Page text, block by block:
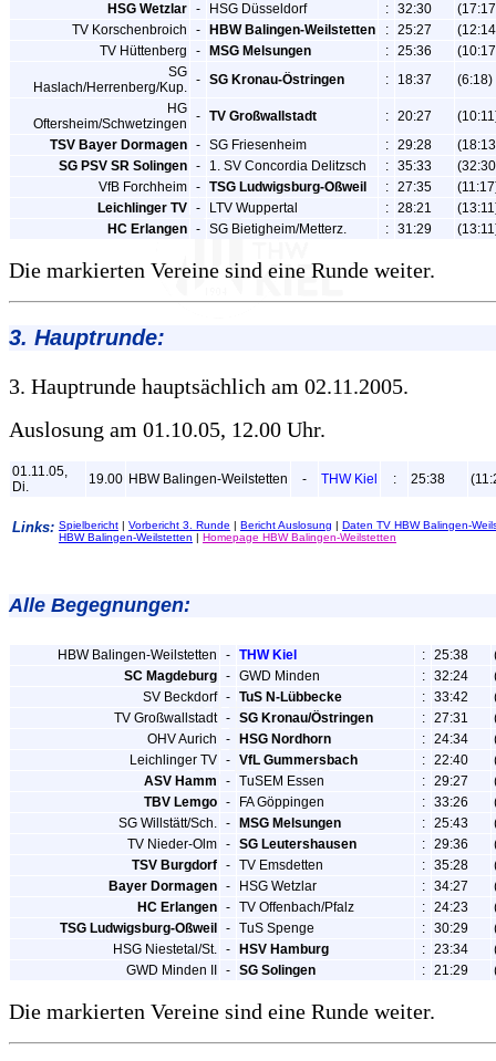
HSG Wetzlar - HSG Düsseldorf : 32:30
TV Korschenbroich
- HBW Balingen-Weilstetten : 25:27
TV Hüttenberg
- MSG Melsungen : 25:36
SG
Haslach/Herrenberg/Kup. - SG Kronau-Östringen : 18:37
(6:18)
HG
Oftersheim/Schwetzingen
- TV Großwallstadt : 20:27
TSV Bayer Dormagen - SG Friesenheim : 29:28
SG PSV SR Solingen - 1. SV Concordia Delitzsch : 35:33
VfB Forchheim - TSG Ludwigsburg-Oßweil : 27:35
Leichlinger TV - LTV Wuppertal : 28:21
HC Erlangen - SG Bietigheim/Metterz. : 31:29
Die markierten Vereine sind eine Runde weiter.
3. Hauptrunde:
3. Hauptrunde hauptsächlich am 02.11.2005.
Auslosung am 01.10.05, 12.00 Uhr.
01.11.05,
Di.
19.00 HBW Balingen-Weilstetten - THW Kiel : 25:38
Links: Spielbericht Vorbericht 3. Runde Bericht Auslosung
Daten TV HBW Balingen-
HBW Balingen-Weilstetten
Homepage HBW Balingen-Weilstetten
Alle Begegnungen:
HBW Balingen-Weilstetten - THW Kiel : 25:38
SC Magdeburg - GWD Minden : 32:24
SV Beckdorf - TuS N-Lübbecke : 33:42
TV Großwallstadt - SG Kronau/Östringen : 27:31
OHV Aurich
- HSG Nordhorn : 24:34
Leichlinger TV - VfL Gummersbach : 22:40
ASV Hamm
- TuSEM Essen : 29:27
TBV Lemgo - FA Göppingen : 33:26
SG Willstätt/Sch. - MSG Melsungen : 25:43
TV Nieder-Olm - SG Leutershausen : 29:36
TSV Burgdorf - TV Emsdetten : 35:28
Bayer Dormagen - HSG Wetzlar : 34:27
HC Erlangen - TV Offenbach/Pfalz : 24:23
TSG Ludwigsburg-Oßweil
- TuS Spenge : 30:29
HSG Niestetal/St. - HSV Hamburg : 23:34
GWD Minden II
- SG Solingen : 21:29
Die markierten Vereine sind eine Runde weiter.